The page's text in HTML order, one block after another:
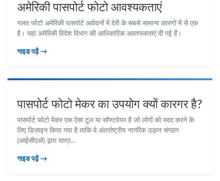
अमेरिकी पासपोर्ट फोटो आवश्यकताएं
गलत फोटो अमेरिकी पासपोर्ट आवेदनों में देरी के सबसे सामान्य कारणों में से एक
है। यहां अमेरिकी विदेश विभाग की आधिकारिक आवश्यकताएं दी गई हैं।
गाइड पढ़ें →
पासपोर्ट फोटो मेकर का उपयोग क्यों कारगर है?
पासपोर्ट फोटो मेकर एक ऐसा टूल या सॉफ्टवेयर है जो लोगों को मदद करने के
लिए डिज़ाइन किया गया है ताकि वे अंतर्राष्ट्रीय नागरिक उड़ान संगठन
(आईसीएओ) द्वारा यात्र…
गाइड पढ़ें →